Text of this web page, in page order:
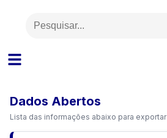
Dados Abertos
Lista das informações abaixo para exportar